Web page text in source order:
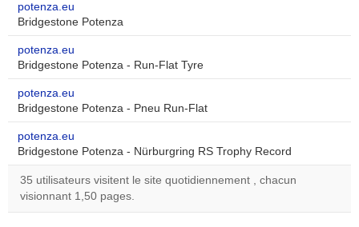
potenza.eu
Bridgestone Potenza
potenza.eu
Bridgestone Potenza - Run-Flat Tyre
potenza.eu
Bridgestone Potenza - Pneu Run-Flat
potenza.eu
Bridgestone Potenza - Nürburgring RS Trophy Record
35 utilisateurs visitent le site quotidiennement , chacun
visionnant 1,50 pages.